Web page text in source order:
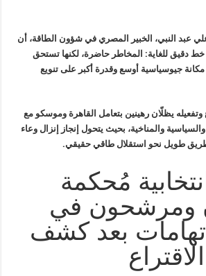
عبد النبي، الخبير المصري في شؤون الطاقة، أن
دقيق للغاية: المخاطر حاضرة، لكنها تستحق
مكانة جيوسياسية أوسع وقدرة أكبر على تنويع
يظلّان رهينين بتعامل القاهرة وموسكو مع
والمناخية، بحيث يتحول إنجاز إنزال وعاء
طويل نحو استقلال طاقي حقيقي.
مُحكمة
ومرشحون في
بعد كشف